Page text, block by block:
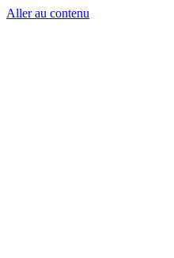
Aller au contenu